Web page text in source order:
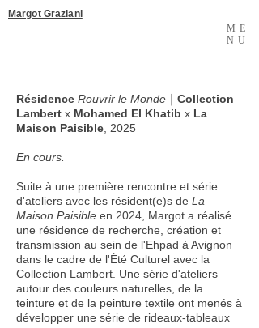
Margot Graziani
ME
NU
Résidence Rouvrir le Monde ｜Collection
Lambert x Mohamed El Khatib x La
Maison Paisible 2025
En cours.
Suite à une première rencontre et série
d'ateliers avec les résident(e)s de La
Maison Paisible en 2024, Margot a réalisé
une résidence de recherche, création et
transmission au sein de l'Ehpad à Avignon
dans le cadre de l'Été Culturel avec la
Collection Lambert. Une série d'ateliers
autour des couleurs naturelles, de la
teinture et de la peinture textile ont menés à
développer une série de rideaux-tableaux